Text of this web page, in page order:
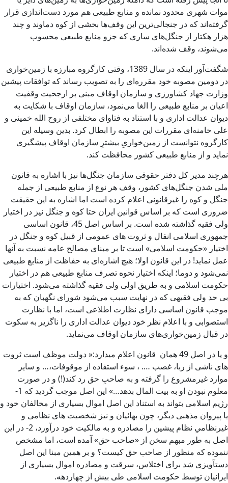
موات شهری محدود نمانده و منابع طبیعی هم مورد دست‌اندازی قرار
گرفته‌اند که در جنجالی‌ترین این وقف‌ها بخشی از کوه دماوند و چند
هزار هکتار از جنگل‌های ساری که جزو منابع طبیعی محسوب
می‌شوند، وقف شده‌اند.
شگفت‌آور اینکه در سال 1389، وقتی کارگروه مبارزه با زمین‌خواری
در دومین مصوبه خود مقرره‌ای را به تصویب رساند که توافقات پیشین
وزارت جهاد کشاورزی و سازمان اوقاف مبنی بر ارجحیت وقفیت
اعیان بر منابع طبیعی را الغا‌ می‌نمود، سازمان اوقاف با شکایت به
دیوان عدالت اداری و با استناد به فتاوای مختلفی از روح الله خمینی و
علی خامنه‌ای مقررات این مصوبه را ابطال کرد. بدین وسیله این
کارگروه نتوانست از زمین‌خواریِ بیشترِ سازمان اوقاف پیشگیری
نماید و از منابع طبیعی کشور محافظت کند.
هرچند مدیر کل دفتر حقوقی سازمان جنگل‌ها نیز با اشاره به قانون
ملی شدن جنگل‌های کشور، وقف هر نوع از منابع طبیعی از جمله
جنگل و کوه را غیرقانونی اعلام کرده است اما اشاره به این حقیقت
ضروری است که بر اساس قوانین ایران حتا کوه و جنگل نیز در اختیار
ولی فقیه گذاشته شده است. بر اساس اصل 45، قانون اساسی
جمهوری اسلامی انفال و ثروت های عمومی از قبیل کوه و جنگل در
اختیار «حکومت اسلامی» است تا بر مبنای مصالح عامه نسبت به آنها
عمل نماید! در این قانون اولا؛ هیچ اشاره‌ای به حفاظت از منابع طبیعی
نمی‌شود و دوما؛ اینکه اختیار نحوه تصرف منابع طبیعی هم در اختیار
حکومت اسلامی و به طریق اولی ولی فقیه گذاشته می‌شود. اختیارات
بی حد ولی فقیهی که در نهایت سبب می‌شود شورای نگهبان که به
موجب قانون اساسی دارای نظارت اطلاعی است، اما با نظارت
استصوابی و با اعلام نظر خود دیوان عدالت اداری را ناگزیر به سکوت
در قبال زمین‌خواری‌های سازمان اوقاف می‌نماید.
و یا در اصل 49 همان قانون اعلام میدارد:« دولت موظف است ثروت
های ناشی از ربا، غصب …. ، سوء استفاده از موقوفات،… و سایر
موارد غیرمشروع را گرفته و به صاحبِ حق رد کند(!) و در صورت
معلوم نبودن او به بیت المال بدهد…» این اصل موجب گردید که 1-
رژیم اسلامی بتواند به استناد این اصل اموال بسیاری از مخالفان خود و
یا پیروان مذهبی دیگر، چون بهائیان و نیز شخصیت های نظامی و
غیرنظامیِ نظام پیشین را مصادره و به مالکیت خود درآورد، 2- در این
اصل به طور مبهم سخن از «صاحب حق» آمده است، اما مشخص
ننموده که منظور از صاحب حق کیست؟ و بر همین مبنا این اصل
دستآویزی شد برای اختلاس، سرقت و مصادره اموال بسیاری از
ایرانیان توسط حکومت اسلامی طی بیش از چهاردهه.